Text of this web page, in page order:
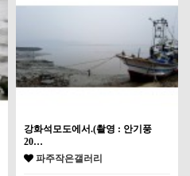
강화석모도에서.(촬영 : 안기풍
20…
파주작은갤러리